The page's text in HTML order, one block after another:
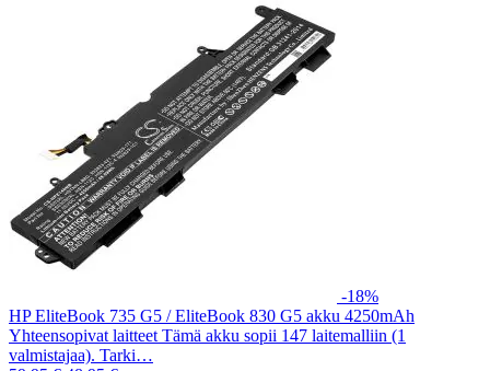
-18%
HP EliteBook 735 G5 / EliteBook 830 G5 akku 4250mAh
Yhteensopivat laitteet Tämä akku sopii 147 laitemalliin (1
valmistajaa). Tarki…